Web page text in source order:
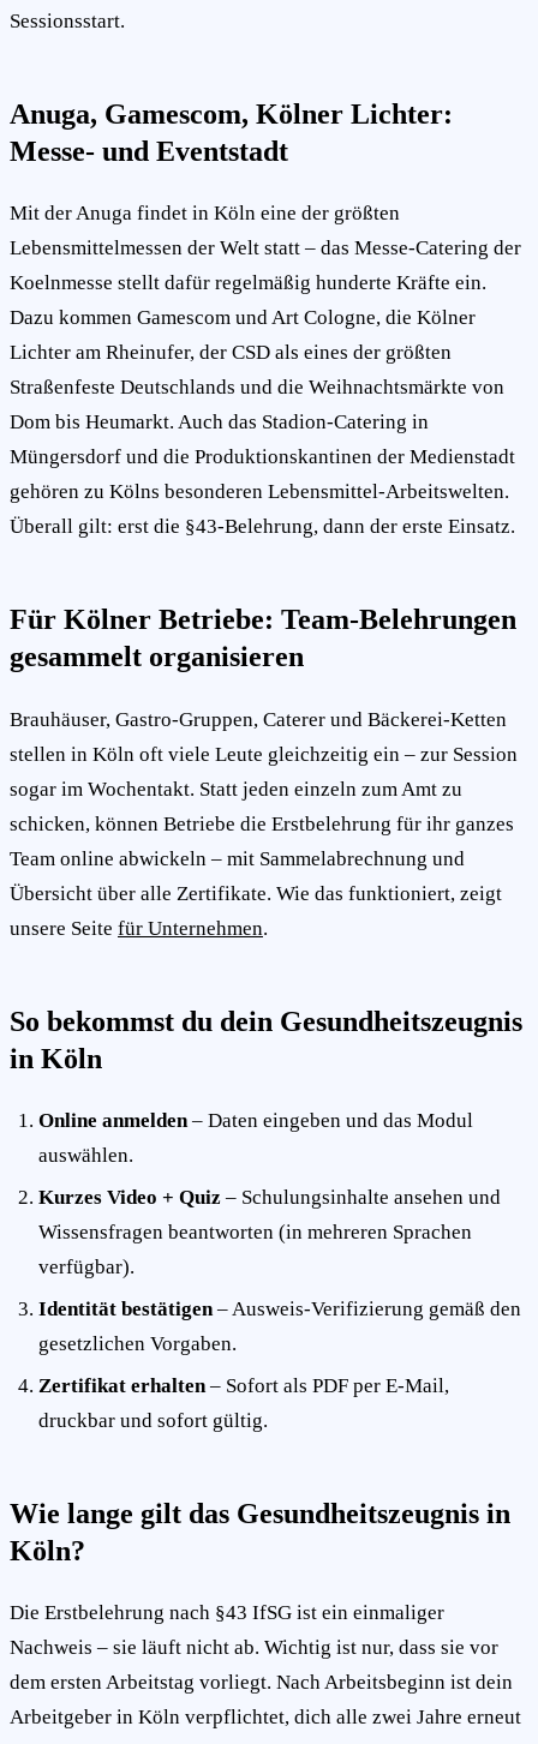
Sessionsstart.
Anuga, Gamescom, Kölner Lichter:
Messe- und Eventstadt
Mit der Anuga findet in Köln eine der größten
Lebensmittelmessen der Welt statt – das Messe-Catering der
Koelnmesse stellt dafür regelmäßig hunderte Kräfte ein.
Dazu kommen Gamescom und Art Cologne, die Kölner
Lichter am Rheinufer, der CSD als eines der größten
Straßenfeste Deutschlands und die Weihnachtsmärkte von
Dom bis Heumarkt. Auch das Stadion-Catering in
Müngersdorf und die Produktionskantinen der Medienstadt
gehören zu Kölns besonderen Lebensmittel-Arbeitswelten.
Überall gilt: erst die §43-Belehrung, dann der erste Einsatz.
Für Kölner Betriebe: Team-Belehrungen
gesammelt organisieren
Brauhäuser, Gastro-Gruppen, Caterer und Bäckerei-Ketten
stellen in Köln oft viele Leute gleichzeitig ein – zur Session
sogar im Wochentakt. Statt jeden einzeln zum Amt zu
schicken, können Betriebe die Erstbelehrung für ihr ganzes
Team online abwickeln – mit Sammelabrechnung und
Übersicht über alle Zertifikate. Wie das funktioniert, zeigt
unsere Seite für Unternehmen.
So bekommst du dein Gesundheitszeugnis
in Köln
Online anmelden– Daten eingeben und das Modul
auswählen.
Kurzes Video + Quiz – Schulungsinhalte ansehen und
Wissensfragen beantworten (in mehreren Sprachen
verfügbar).
Identität bestätigen– Ausweis-Verifizierung gemäß den
gesetzlichen Vorgaben.
Zertifikat erhalten – Sofort als PDF per E-Mail,
druckbar und sofort gültig.
Wie lange gilt das Gesundheitszeugnis in
Köln?
Die Erstbelehrung nach §43 IfSG ist ein einmaliger
Nachweis – sie läuft nicht ab. Wichtig ist nur, dass sie vor
dem ersten Arbeitstag vorliegt. Nach Arbeitsbeginn ist dein
Arbeitgeber in Köln verpflichtet, dich alle zwei Jahre erneut